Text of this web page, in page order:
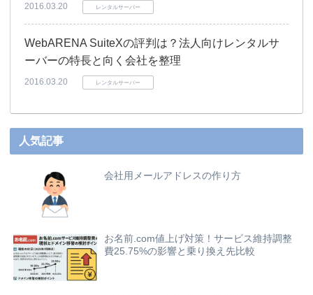
2016.03.20 レンタルサーバー
WebARENA SuiteXの評判は？法人向けレンタルサ
ーバーの特長と向く会社を整理
2016.03.20 レンタルサーバー
人気記事
会社用メールアドレスの作り方
お名前.com値上げ対策！サービス維持調整
費25.75%の影響と乗り換え先比較